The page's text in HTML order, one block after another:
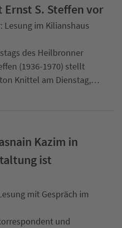
S. Steffen vor
Lesung im Kilianshaus
des Heilbronner
(1936-1970) stellt
Knittel am Dienstag,…
Kazim in
ist
mit Gespräch im
und